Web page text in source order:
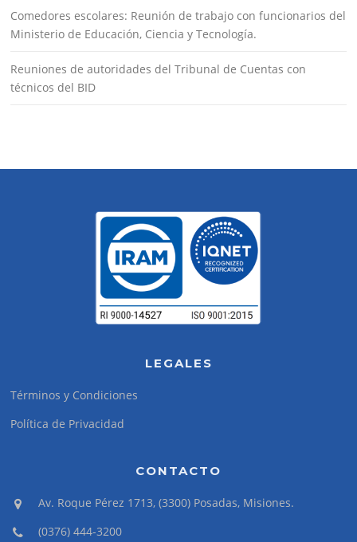
Comedores escolares: Reunión de trabajo con funcionarios del
Ministerio de Educación, Ciencia y Tecnología.
Reuniones de autoridades del Tribunal de Cuentas con
técnicos del BID
LEGALES
Términos y Condiciones
Política de Privacidad
CONTACTO
Av. Roque Pérez 1713, (3300) Posadas, Misiones.
(0376) 444-3200